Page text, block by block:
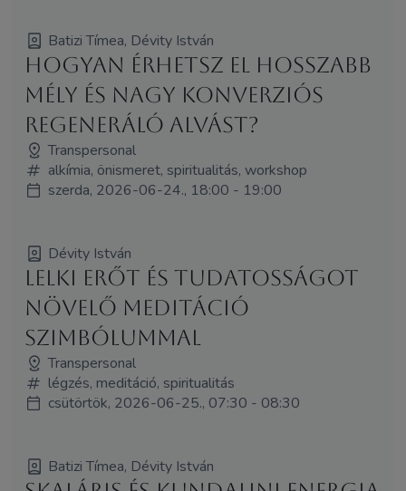
Batizi Tímea, Dévity István
Hogyan érhetsz el hosszabb
mély és nagy konverziós
regeneráló alvást?
Transpersonal
alkímia, önismeret, spiritualitás, workshop
szerda, 2026-06-24., 18:00 - 19:00
Dévity István
LELKI ERŐT ÉS TUDATOSSÁGOT
NÖVELŐ MEDITÁCIÓ
SZIMBÓLUMMAL
Transpersonal
légzés, meditáció, spiritualitás
csütörtök, 2026-06-25., 07:30 - 08:30
Batizi Tímea, Dévity István